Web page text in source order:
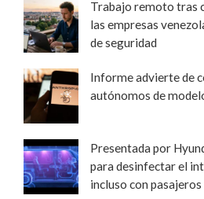
Trabajo remoto tras
las empresas
de seguridad
Informe advierte de
autónomos de
Presentada por
para desinfectar el
incluso con